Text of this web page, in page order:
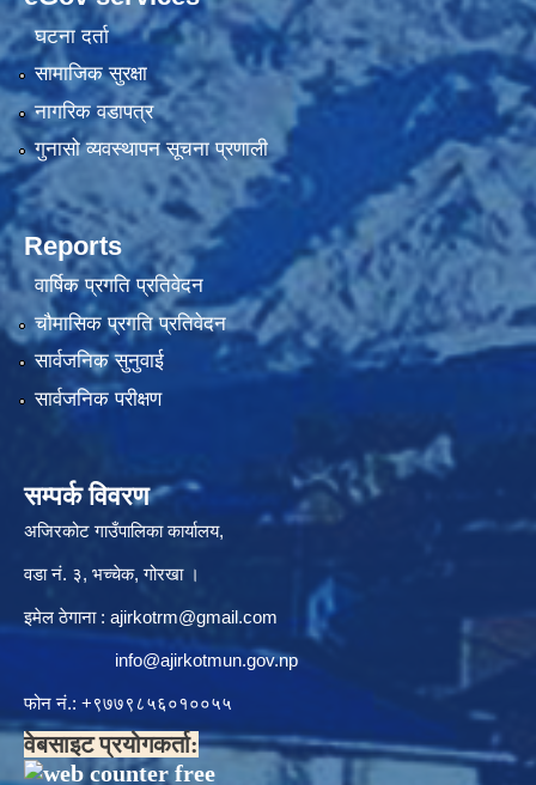
घटना दर्ता
सामाजिक सुरक्षा
नागरिक वडापत्र
गुनासो व्यवस्थापन सूचना प्रणाली
Reports
वार्षिक प्रगति प्रतिवेदन
चौमासिक प्रगति प्रतिवेदन
सार्वजनिक सुनुवाई
सार्वजनिक परीक्षण
सम्पर्क विवरण
अजिरकोट गाउँपालिका कार्यालय,
वडा नं. ३, भच्चेक, गोरखा ।
इमेल ठेगाना : ajirkotrm@gmail.com
info@ajirkotmun.gov.np
फोन नं.: ‍‌+९७७९८५६०१००५५
वेबसाइट प्रयोगकर्ता: